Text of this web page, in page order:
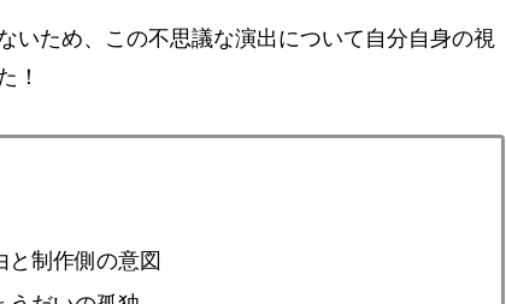
いため、この不思議な演出について自分自身の視
！
制作側の意図